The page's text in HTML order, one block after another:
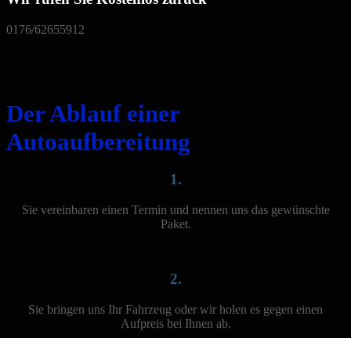
0176/62655912
Der Ablauf einer
Autoaufbereitung
1.
Sie vereinbaren einen Termin und nennen uns das gewünschte
Paket.
2.
Sie bringen uns Ihr Fahrzeug oder wir holen es gegen einen
Aufpreis bei Ihnen ab.